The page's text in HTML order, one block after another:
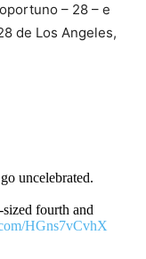
– 28 – e
de Los Angeles,
uncelebrated.
fourth and
HGns7vCvhX